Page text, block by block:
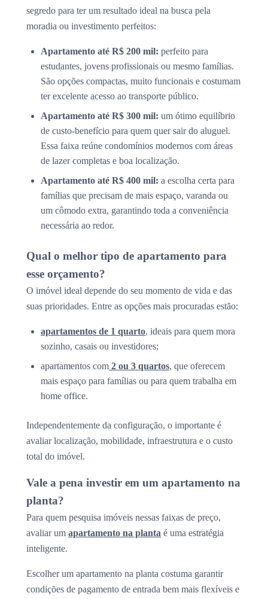
segredo para ter um resultado ideal na busca pela
moradia ou investimento perfeitos:
Apartamento até R$ 200 mil: perfeito para
estudantes, jovens profissionais ou mesmo famílias.
São opções compactas, muito funcionais e costumam
ter excelente acesso ao transporte público.
Apartamento até R$ 300 mil: um ótimo equilíbrio
de custo-benefício para quem quer sair do aluguel.
Essa faixa reúne condomínios modernos com áreas
de lazer completas e boa localização.
Apartamento até R$ 400 mil: a escolha certa para
famílias que precisam de mais espaço, varanda ou
um cômodo extra, garantindo toda a conveniência
necessária ao redor.
Qual o melhor tipo de apartamento para
esse orçamento?
O imóvel ideal depende do seu momento de vida e das
suas prioridades. Entre as opções mais procuradas estão:
apartamentos de 1 quarto, ideais para quem mora
sozinho, casais ou investidores;
apartamentos com 2 ou 3 quartos, que oferecem
mais espaço para famílias ou para quem trabalha em
home office.
Independentemente da configuração, o importante é
avaliar localização, mobilidade, infraestrutura e o custo
total do imóvel.
Vale a pena investir em um apartamento na
planta?
Para quem pesquisa imóveis nessas faixas de preço,
avaliar um apartamento na planta é uma estratégia
inteligente.
Escolher um apartamento na planta costuma garantir
condições de pagamento de entrada bem mais flexíveis e